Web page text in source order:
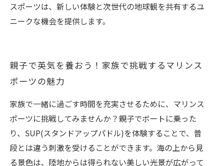
スポーツは、新しい体験と次世代の地球観を共有するユ
ニークな機会を提供します。
親子で英気を養おう！家族で挑戦するマリンス
ポーツの魅力
家族で一緒に過ごす時間を充実させるために、マリンス
ポーツに挑戦してみませんか？親子でボートに乗った
り、SUP(スタンドアップパドル)を体験することで、普
段とは違う刺激を受けることができます。海の上から見
る景色は、陸地からは得られない美しい光景が広がって